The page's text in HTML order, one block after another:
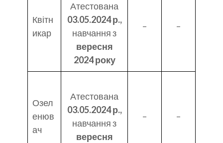
Квітн
икар
Атестована
03.05.2024 р.,
навчання з
вересня
2024 року
– –
Озел
енюв
ач
Атестована
03.05.2024 р.,
навчання з
вересня
– –